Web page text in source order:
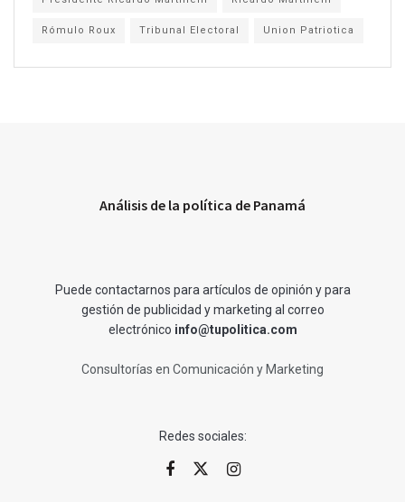
Rómulo Roux Tribunal Electoral Union Patriotica
Análisis de la política de Panamá
Puede contactarnos para artículos de opinión y para
gestión de publicidad y marketing al correo
electrónico info@tupolitica.com
Consultorías en Comunicación y Marketing
Redes sociales: